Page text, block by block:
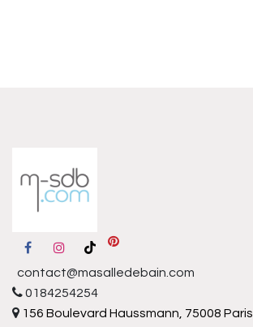
contact@masalledebain.com
0184254254
156 Boulevard Haussmann, 75008 Paris